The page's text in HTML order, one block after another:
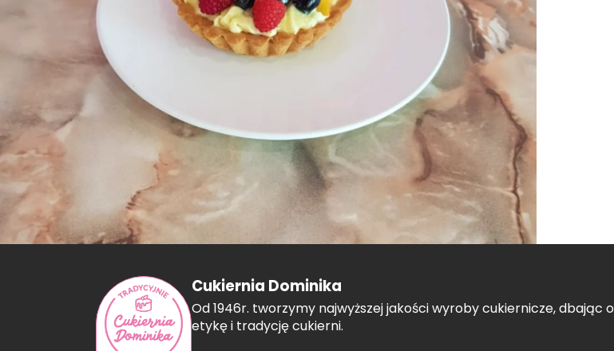
Cukiernia Dominika
Od 1946r. tworzymy najwyższej jakości wyroby cukiernicze, dbając o
etykę i tradycję cukierni.